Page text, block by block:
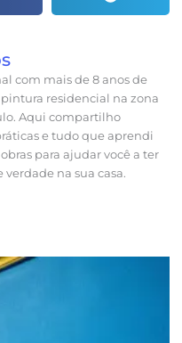
com mais de 8 anos de
residencial na zona
Aqui compartilho
e tudo que aprendi
para ajudar você a ter
na sua casa.